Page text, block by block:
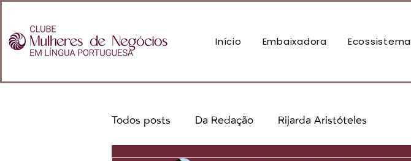
Início Embaixadora Ecossistema
Todos posts Da Redação Rijarda Aristóteles